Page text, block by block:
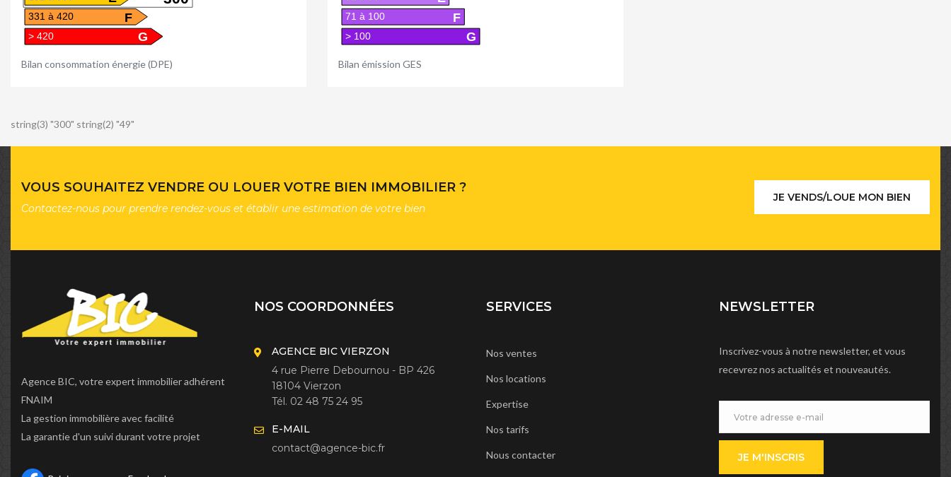
F
331 à 420
G
> 420
Bilan consommation énergie (DPE)
F
71 à 100
G
> 100
Bilan émission GES
string(3) "300" string(2) "49"
VOUS SOUHAITEZ VENDRE OU LOUER VOTRE BIEN IMMOBILIER ?
Contactez-nous pour prendre rendez-vous et établir une estimation de votre bien
JE VENDS/LOUE MON BIEN
Agence BIC, votre expert immobilier adhérent
FNAIM
La gestion immobilière avec facilité
La garantie d'un suivi durant votre projet
NOS COORDONNÉES
AGENCE BIC VIERZON
4 rue Pierre Debournou - BP 426
18104 Vierzon
Tél. 02 48 75 24 95
E-MAIL
contact@agence-bic.fr
SERVICES
Nos ventes
Nos locations
Expertise
Nos tarifs
Nous contacter
NEWSLETTER
Inscrivez-vous à notre newsletter, et vous
recevrez nos actualités et nouveautés.
JE M'INSCRIS